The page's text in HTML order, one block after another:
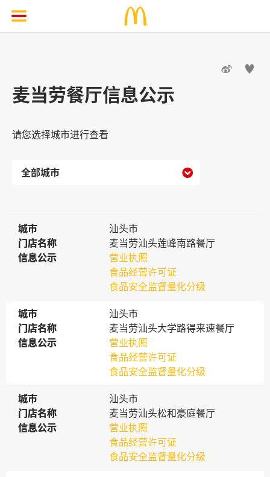
 
麦当劳餐厅信息公示
请您选择城市进行查看

城市
城市
汕头市
门店名称
门店名称
麦当劳汕头莲峰南路餐厅
信息公示
信息公示
营业执照
食品经营许可证
食品安全监督量化分级
城市
城市
汕头市
门店名称
门店名称
麦当劳汕头大学路得来速餐厅
信息公示
信息公示
营业执照
食品经营许可证
食品安全监督量化分级
城市
城市
汕头市
门店名称
门店名称
麦当劳汕头松和豪庭餐厅
信息公示
信息公示
营业执照
食品经营许可证
食品安全监督量化分级